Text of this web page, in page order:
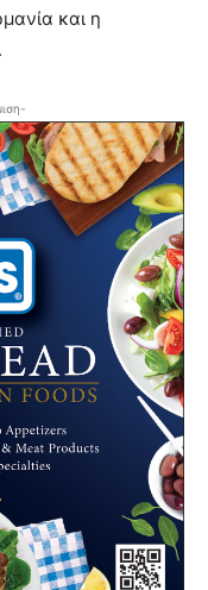
και η